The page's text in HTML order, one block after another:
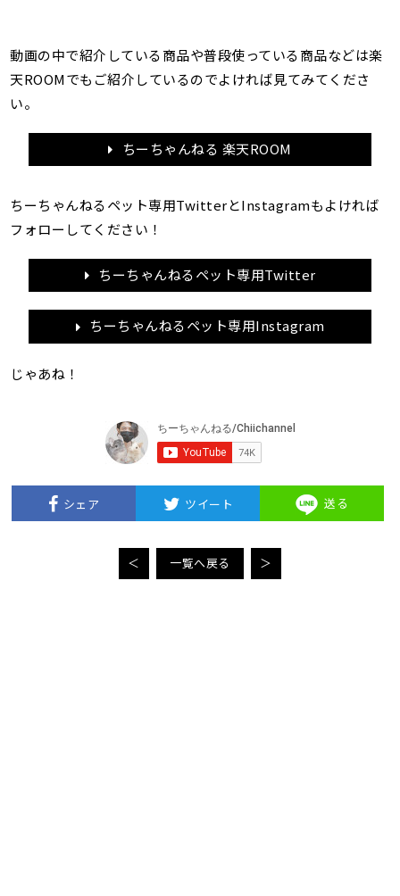
動画の中で紹介している商品や普段使っている商品などは楽
天ROOMでもご紹介しているのでよければ見てみてくださ
い。
ちーちゃんねる 楽天ROOM
ちーちゃんねるペット専用TwitterとInstagramもよければ
フォローしてください！
ちーちゃんねるペット専用Twitter
ちーちゃんねるペット専用Instagram
じゃあね！
シェア ツイート 送る
＜ 一覧へ戻る ＞